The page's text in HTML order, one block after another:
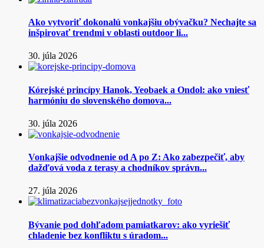
Ako vytvoriť dokonalú vonkajšiu obývačku? Nechajte sa
inšpirovať trendmi v oblasti outdoor li...
30. júla 2026
Kórejské princípy Hanok, Yeobaek a Ondol: ako vniesť
harmóniu do slovenského domova...
30. júla 2026
Vonkajšie odvodnenie od A po Z: Ako zabezpečiť, aby
dažďová voda z terasy a chodníkov správn...
27. júla 2026
Bývanie pod dohľadom pamiatkarov: ako vyriešiť
chladenie bez konfliktu s úradom...